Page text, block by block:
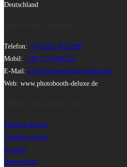
Deutschland
Telefon: +49 9331 8021990
Mobil: +49 177 6506111
E-Mail: office@photobooth-deluxe.de
Web: www.photobooth-deluxe.de
Fotobox kaufen
Fotobox mieten
Kontakt
Datenschutz